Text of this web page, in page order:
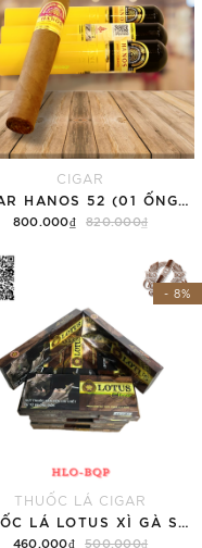
CIGAR
800.000₫ 820.000₫
Thêm vào giỏ hàng
- 8%
THUỐC LÁ CIGAR
460.000₫ 500.000₫